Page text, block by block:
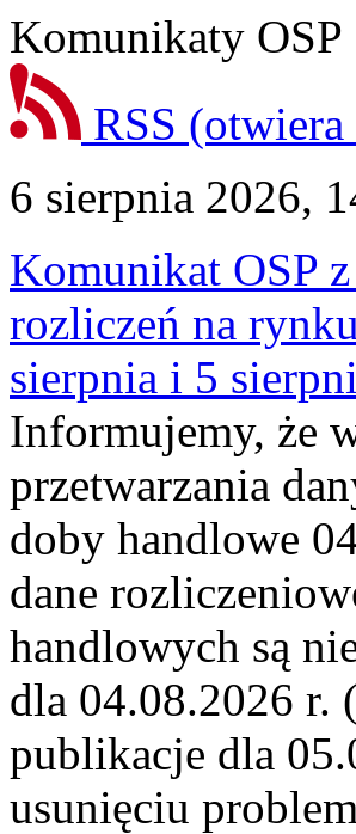
Komunikaty OSP
RSS
6 sierpnia 2026,
Komunikat OSP
rozliczeń na
sierpnia i 5
Informujemy, że
przetwarzania
doby handlowe
dane
handlowych są
dla 04.08.2026 r.
publikacje dla
usunięciu